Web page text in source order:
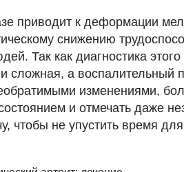
приводит к деформации
снижению
Так как диагностика
сложная, а воспалительный
изменениями,
и отмечать даже
чтобы не упустить время